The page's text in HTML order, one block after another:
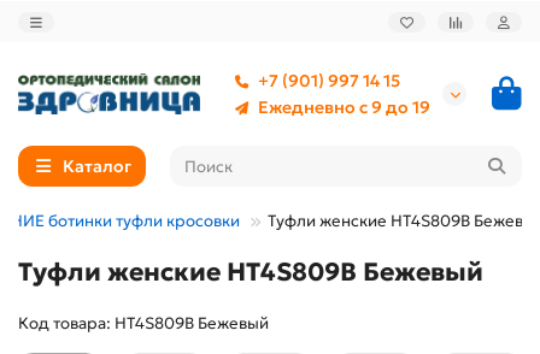
+7 (901) 997 14 15
Ежедневно с 9 до 19
Каталог
ботинки туфли кросовки Туфли женские HT4S809B
Туфли женские HT4S809B Бежевый
Код товара: HT4S809B Бежевый